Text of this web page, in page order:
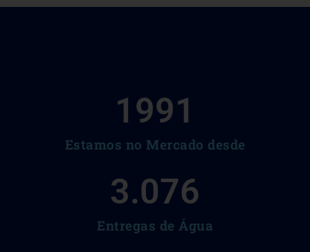
Estamos no Mercado desde
1991
Entregas de Água
3.076